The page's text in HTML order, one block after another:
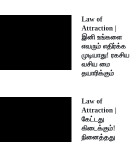
Law of
Attraction |
இனி உங்களை
எவரும் எதிர்க்க
முடியாது! ரகசிய
வசிய மை
தயாரிக்கும்
Law of
Attraction |
கேட்டது
கிடைக்கும்!
நினைத்தது